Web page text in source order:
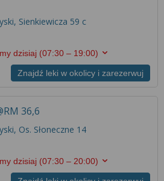
Sienkiewicza 59 c
dzisiaj (07:30 – 19:00)
Znajdź leki w okolicy i zarezerwuj
36,6
Os. Słoneczne 14
dzisiaj (07:30 – 20:00)